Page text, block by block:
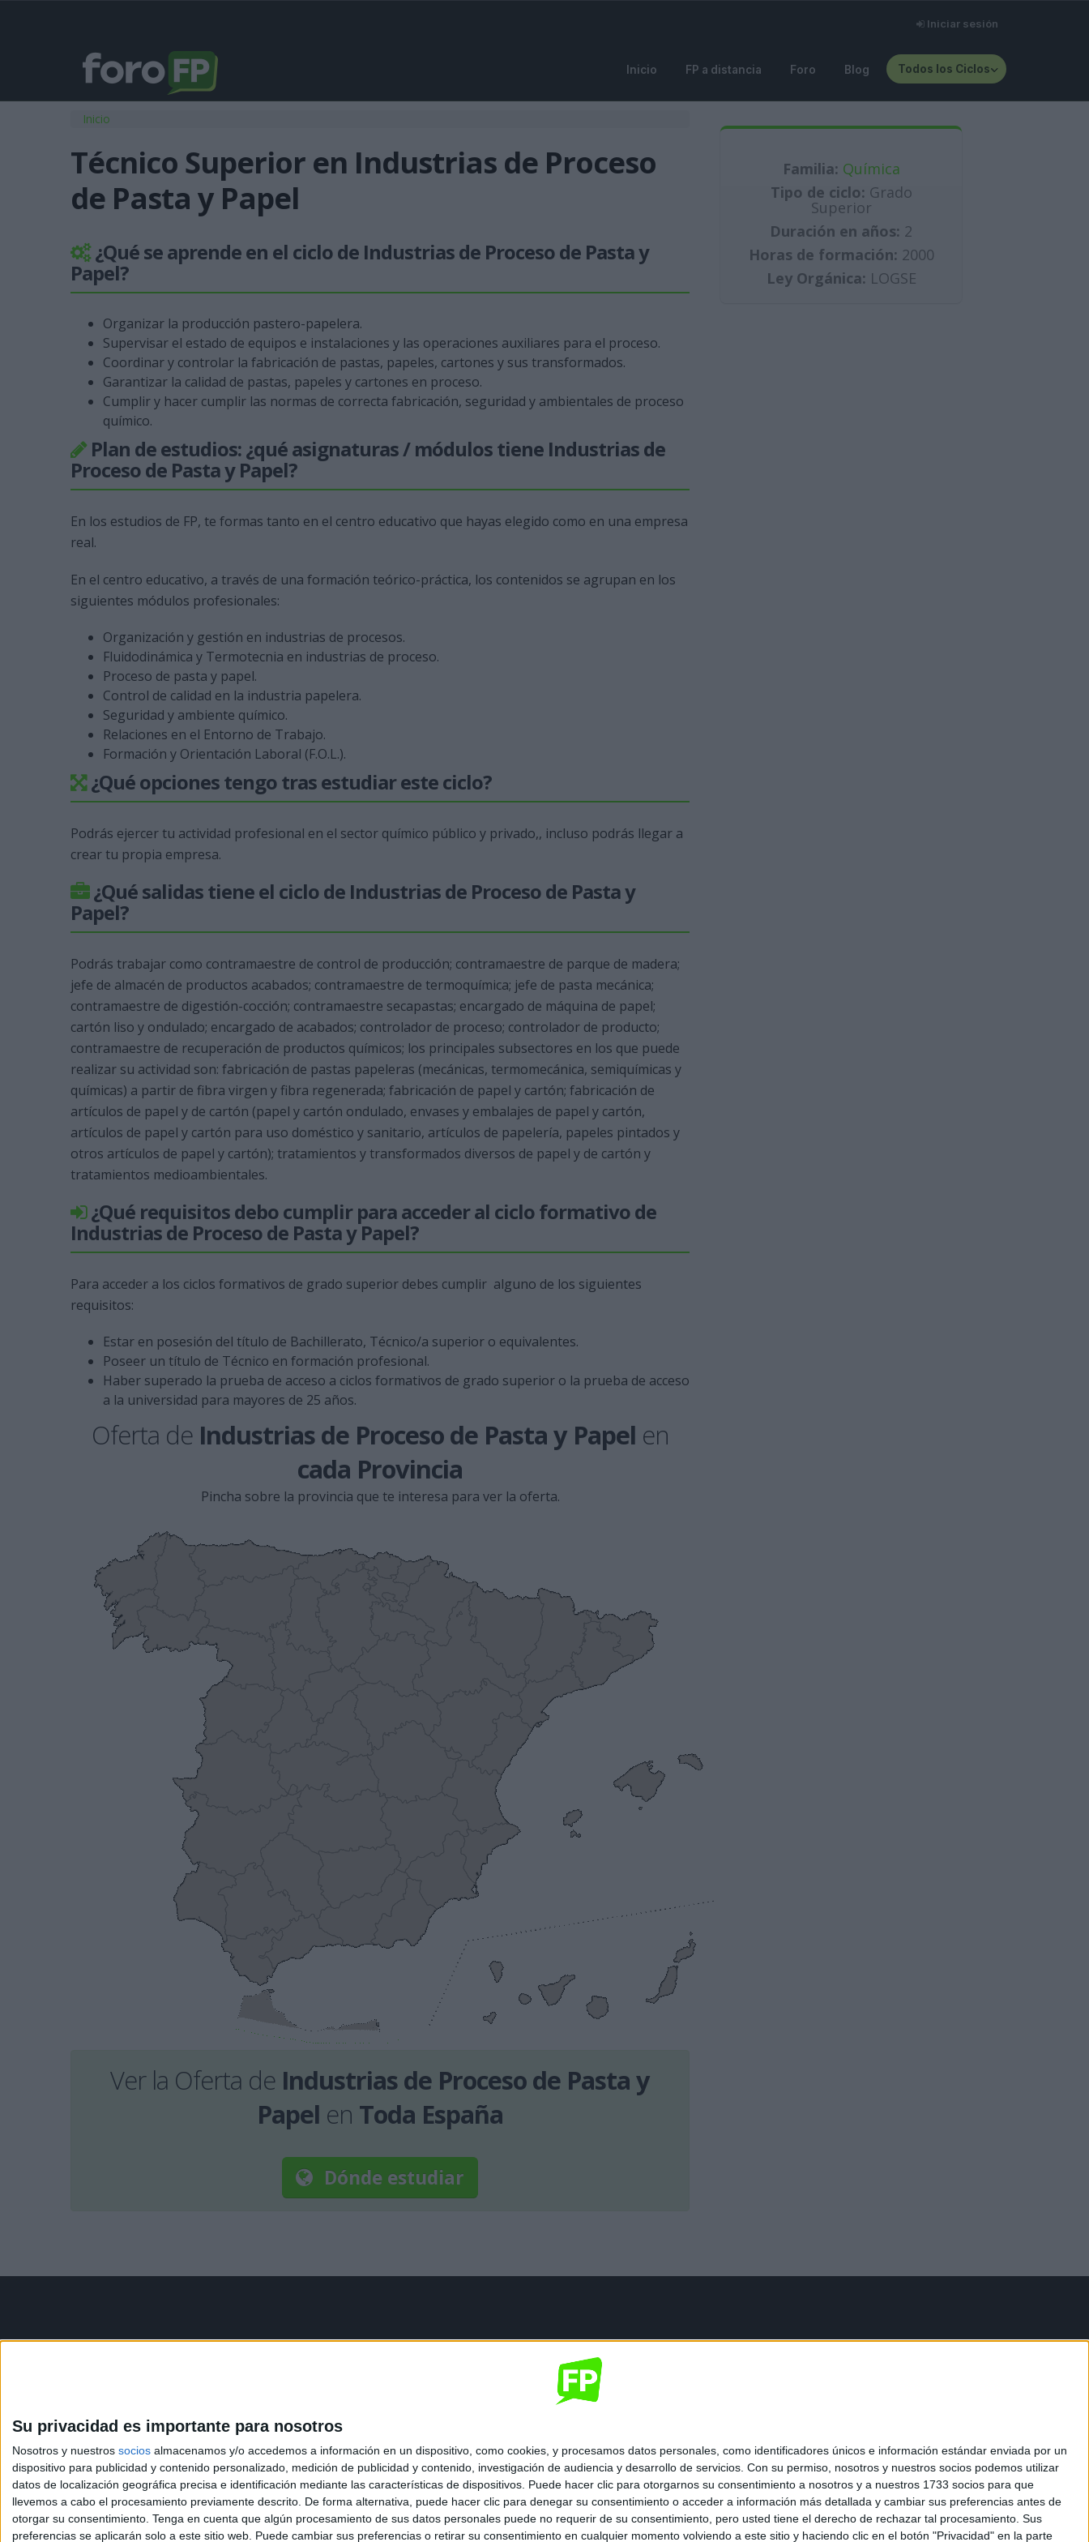
Su privacidad es importante para nosotros
Nosotros y nuestros socios almacenamos y/o accedemos a información en un dispositivo, como cookies, y procesamos datos personales, como identificadores únicos e información estándar enviada por un
dispositivo para publicidad y contenido personalizado, medición de publicidad y contenido, investigación de audiencia y desarrollo de servicios. Con su permiso, nosotros y nuestros socios podemos utilizar
datos de localización geográfica precisa e identificación mediante las características de dispositivos. Puede hacer clic para otorgarnos su consentimiento a nosotros y a nuestros 1733 socios para que
llevemos a cabo el procesamiento previamente descrito. De forma alternativa, puede hacer clic para denegar su consentimiento o acceder a información más detallada y cambiar sus preferencias antes de
otorgar su consentimiento. Tenga en cuenta que algún procesamiento de sus datos personales puede no requerir de su consentimiento, pero usted tiene el derecho de rechazar tal procesamiento. Sus
preferencias se aplicarán solo a este sitio web. Puede cambiar sus preferencias o retirar su consentimiento en cualquier momento volviendo a este sitio y haciendo clic en el botón "Privacidad" en la parte
Iniciar sesión
Inicio FP a distancia Foro Blog Todos los Ciclos
Usted está aquí
Inicio
Técnico Superior en Industrias de Proceso
de Pasta y Papel
¿Qué se aprende en el ciclo de Industrias de Proceso de Pasta y
Papel?
Organizar la producción pastero-papelera.
Supervisar el estado de equipos e instalaciones y las operaciones auxiliares para el proceso.
Coordinar y controlar la fabricación de pastas, papeles, cartones y sus transformados.
Garantizar la calidad de pastas, papeles y cartones en proceso.
Cumplir y hacer cumplir las normas de correcta fabricación, seguridad y ambientales de proceso
químico.
Plan de estudios: ¿qué asignaturas / módulos tiene Industrias de
Proceso de Pasta y Papel?
En los estudios de FP, te formas tanto en el centro educativo que hayas elegido como en una empresa
real.
En el centro educativo, a través de una formación teórico-práctica, los contenidos se agrupan en los
siguientes módulos profesionales:
Organización y gestión en industrias de procesos.
Fluidodinámica y Termotecnia en industrias de proceso.
Proceso de pasta y papel.
Control de calidad en la industria papelera.
Seguridad y ambiente químico.
Relaciones en el Entorno de Trabajo.
Formación y Orientación Laboral (F.O.L.).
¿Qué opciones tengo tras estudiar este ciclo?
Podrás ejercer tu actividad profesional en el sector químico público y privado,, incluso podrás llegar a
crear tu propia empresa.
¿Qué salidas tiene el ciclo de Industrias de Proceso de Pasta y
Papel?
Podrás trabajar como contramaestre de control de producción; contramaestre de parque de madera;
jefe de almacén de productos acabados; contramaestre de termoquímica; jefe de pasta mecánica;
contramaestre de digestión-cocción; contramaestre secapastas; encargado de máquina de papel;
cartón liso y ondulado; encargado de acabados; controlador de proceso; controlador de producto;
contramaestre de recuperación de productos químicos; los principales subsectores en los que puede
realizar su actividad son: fabricación de pastas papeleras (mecánicas, termomecánica, semiquímicas y
químicas) a partir de fibra virgen y fibra regenerada; fabricación de papel y cartón; fabricación de
artículos de papel y de cartón (papel y cartón ondulado, envases y embalajes de papel y cartón,
artículos de papel y cartón para uso doméstico y sanitario, artículos de papelería, papeles pintados y
otros artículos de papel y cartón); tratamientos y transformados diversos de papel y de cartón y
tratamientos medioambientales.
¿Qué requisitos debo cumplir para acceder al ciclo formativo de
Industrias de Proceso de Pasta y Papel?
Para acceder a los ciclos formativos de grado superior debes cumplir alguno de los siguientes
requisitos:
Estar en posesión del título de Bachillerato, Técnico/a superior o equivalentes.
Poseer un título de Técnico en formación profesional.
Haber superado la prueba de acceso a ciclos formativos de grado superior o la prueba de acceso
a la universidad para mayores de 25 años.
Oferta de Industrias de Proceso de Pasta y Papel en
cada Provincia
Pincha sobre la provincia que te interesa para ver la oferta.
Ver la Oferta de Industrias de Proceso de Pasta y
Papel en Toda España
Dónde estudiar
Familia: Química
Tipo de ciclo: Grado
Superior
Duración en años: 2
Horas de formación: 2000
Ley Orgánica: LOGSE
Contáctanos
Phone:+34 91 593 2767
Email: info@forofp.es
Información legal